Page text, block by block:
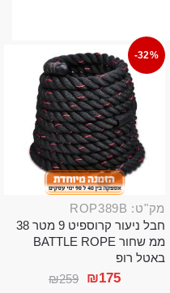
-32%
מק"ט: ROP389B
חבל ניעור קרוספיט 9 מטר 38
ממ שחור BATTLE ROPE
באטל רופ
₪259 ₪175